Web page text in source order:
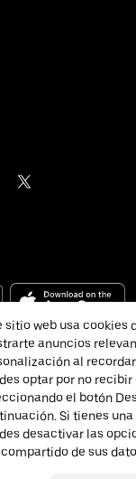
Inc.
sitio web usa cookies
anuncios
al
optar por no
el botón
Si tienes una
desactivar las
compartido de sus